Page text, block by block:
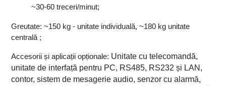
~30-60 treceri/minut;
Greutate: ~150 kg - unitate individuală, ~180 kg unitate
centrală ;
Accesorii și aplicații opționale: Unitate cu telecomandă,
unitate de interfață pentru PC, RS485, RS232 și LAN,
contor, sistem de mesagerie audio, senzor cu alarmă,